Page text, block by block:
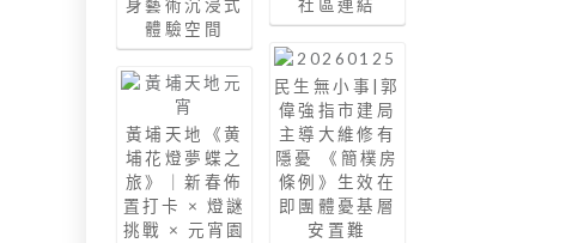
身藝術沉浸式
體驗空間
黃埔天地《黄
埔花燈夢蝶之
旅》｜新春佈
置打卡 × 燈謎
挑戰 × 元宵園
社區連結
民生無小事|郭
偉強指市建局
主導大維修有
隱憂 《簡樸房
條例》生效在
即團體憂基層
安置難